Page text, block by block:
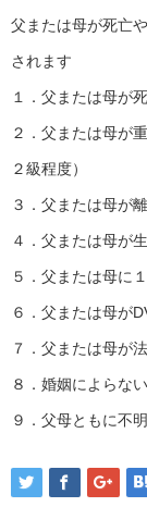
父または母が死亡
されます
１．父または母が
２．父または母が
２級程度）
３．父または母が
４．父または母が
５．父または母に
６．父または母が
７．父または母が
８．婚姻によらな
９．父母ともに不